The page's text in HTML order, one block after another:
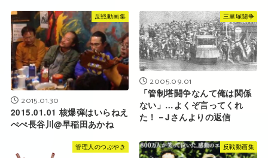
反戦動画集
2015.01.30
2015.01.01 核爆弾はいらねえ
ぺぺ長谷川@早稲田あかね
三里塚闘争
2005.09.01
「管制塔闘争なんて俺は関係
ない」…よくぞ言ってくれ
た！－Jさんよりの返信
管理人のつぶやき 反戦動画集